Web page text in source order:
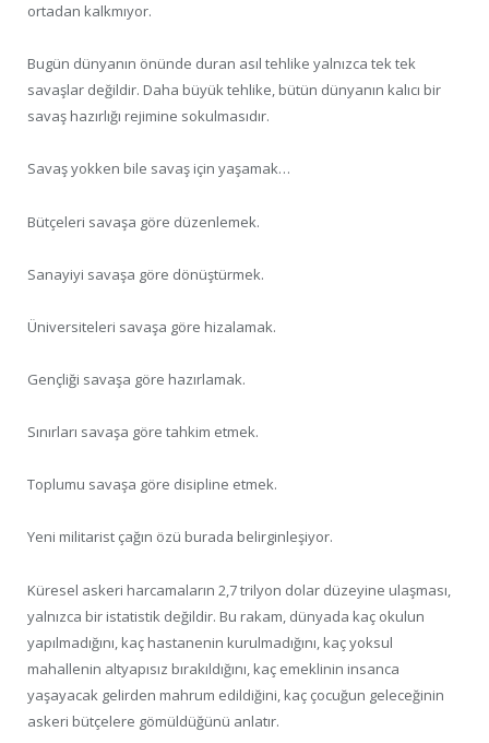
ortadan kalkmıyor.
Bugün dünyanın önünde duran asıl tehlike yalnızca tek tek
savaşlar değildir. Daha büyük tehlike, bütün dünyanın kalıcı bir
savaş hazırlığı rejimine sokulmasıdır.
Savaş yokken bile savaş için yaşamak…
Bütçeleri savaşa göre düzenlemek.
Sanayiyi savaşa göre dönüştürmek.
Üniversiteleri savaşa göre hizalamak.
Gençliği savaşa göre hazırlamak.
Sınırları savaşa göre tahkim etmek.
Toplumu savaşa göre disipline etmek.
Yeni militarist çağın özü burada belirginleşiyor.
Küresel askeri harcamaların 2,7 trilyon dolar düzeyine ulaşması,
yalnızca bir istatistik değildir. Bu rakam, dünyada kaç okulun
yapılmadığını, kaç hastanenin kurulmadığını, kaç yoksul
mahallenin altyapısız bırakıldığını, kaç emeklinin insanca
yaşayacak gelirden mahrum edildiğini, kaç çocuğun geleceğinin
askeri bütçelere gömüldüğünü anlatır.